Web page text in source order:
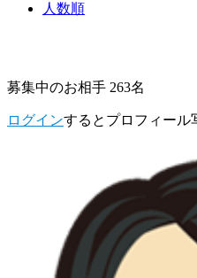
人数順
募集中のお相手 263名
ログインするとプロフィール